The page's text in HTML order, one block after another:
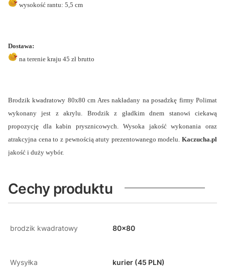
wysokość rantu: 5,5 cm
Dostawa:
na terenie kraju 45 zł brutto
Brodzik kwadratowy 80x80 cm Ares nakładany na posadzkę firmy Polimat
wykonany jest z akrylu. Brodzik z gładkim dnem stanowi ciekawą
propozycję dla kabin prysznicowych. Wysoka jakość wykonania oraz
atrakcyjna cena to z pewnością atuty prezentowanego modelu. Kaczucha.pl
jakość i duży wybór.
Cechy produktu
brodzik kwadratowy 80x80
Wysyłka kurier (45 PLN)